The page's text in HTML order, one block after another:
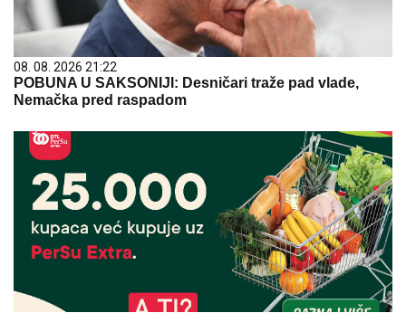
08. 08. 2026 21:22
POBUNA U SAKSONIJI: Desničari traže pad vlade,
Nemačka pred raspadom